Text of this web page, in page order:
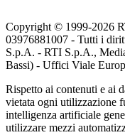
Copyright © 1999-2026
03976881007 - Tutti i
S.p.A. - RTI S.p.A.,
Bassi) - Uffici Viale
Rispetto ai contenuti e ai
vietata ogni utilizzazione
intelligenza artificiale
utilizzare mezzi